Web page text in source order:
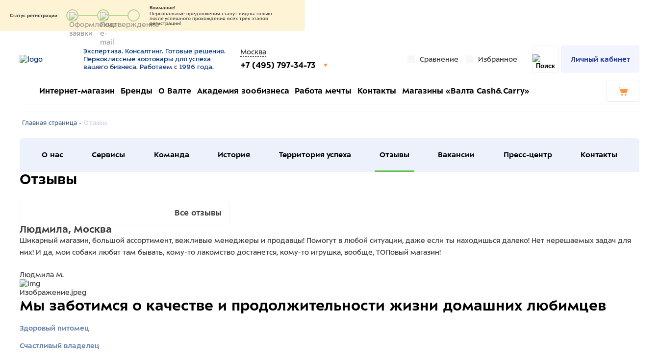
Статус регистрации
Внимание!
Персональные предложения станут видны только
после успешного прохождения всех трех этапов
регистрации!
Экспертиза. Консалтинг. Готовые решения.
Первоклассные зоотовары для успеха
вашего бизнеса. Работаем с 1996 года.
Москва
+7 (495) 797-34-73
Сравнение Избранное Личный кабинет
Интернет-магазин Бренды О Валте Академия зообизнеса Работа мечты Контакты Магазины «Валта Cash&Carry»
Главная страница - Отзывы
О нас Сервисы Команда История Территория успеха Отзывы Вакансии Пресс-центр Контакты
Отзывы
Все отзывы
Людмила, Москва
Шикарный магазин, большой ассортимент, вежливые менеджеры и продавцы! Помогут в любой ситуации, даже если ты находишься далеко! Нет нерешаемых задач для
них! И да, мои собаки любят там бывать, кому-то лакомство достанется, кому-то игрушка, вообще, ТОПовый магазин!
Людмила М.
Изображение.jpeg
Мы заботимся о качестве и продолжительности жизни домашних любимцев
Здоровый питомец
Счастливый владелец